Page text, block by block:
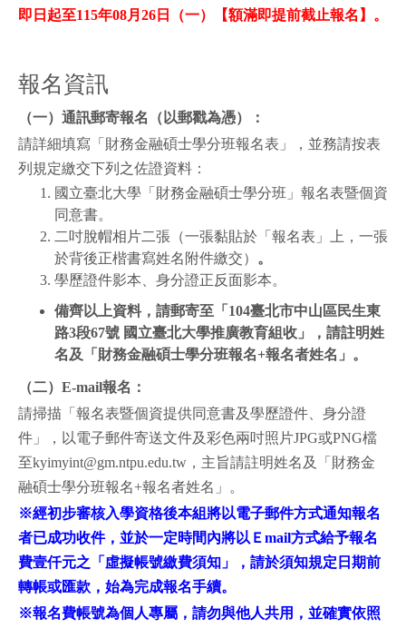
即日起至115年08月26日（一） 【額滿即提前截止報名】。
報名資訊
（一）通訊郵寄報名（以郵戳為憑）
：
請詳細填寫「財務金融碩士學分班報名表」，並務請按表
列規定繳交下列之佐證資料：
國立臺北大學「財務金融碩士學分班」報名表暨個資
同意書。
二吋脫帽相片二張（一張黏貼於「報名表」上，一張
於背後正楷書寫姓名附件繳交）
。
學歷證件影本、身分證正反面影本。
備齊以上資料，請郵寄至 「 104臺北市中山區民生東
路3段67號 國立臺北大學推廣教育組收 」
，請註明姓
名及「財務金融碩士學分班報名+報名者姓名 」。
（二） E-mail報名：
請掃描「報名表暨個資提供同意書及學歷證件、身分證
件」，以電子郵件寄送文件及彩色兩吋照片JPG或PNG檔
至kyimyint@gm.ntpu.edu.tw，主旨請註明姓名及「財務金
融碩士學分班報名+報名者姓名」。
※經初步審核入學資格後本組將以電子郵件方式通知報名
者已成功收件，並於一定時間內將以Ｅmail方式給予報名
費壹仟元之「虛擬帳號繳費須知」，請於須知規定日期前
轉帳或匯款，始為完成報名手續。
※報名費帳號為個人專屬，請勿與他人共用，並確實依照